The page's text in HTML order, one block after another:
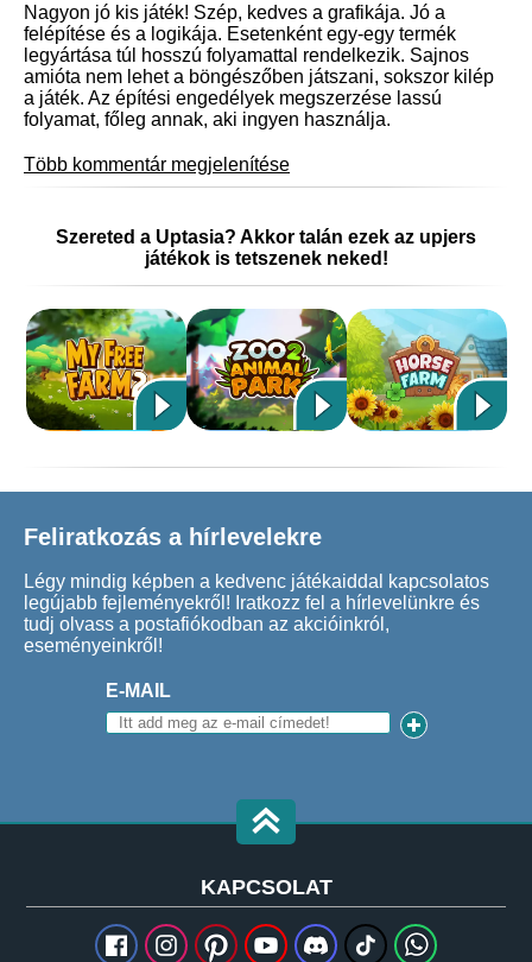
Nagyon jó kis játék! Szép, kedves a grafikája. Jó a
felépítése és a logikája. Esetenként egy-egy termék
legyártása túl hosszú folyamattal rendelkezik. Sajnos
amióta nem lehet a böngészőben játszani, sokszor kilép
a játék. Az építési engedélyek megszerzése lassú
folyamat, főleg annak, aki ingyen használja.
Több kommentár megjelenítése
Szereted a Uptasia? Akkor talán ezek az upjers
játékok is tetszenek neked!
Feliratkozás a hírlevelekre
Légy mindig képben a kedvenc játékaiddal kapcsolatos
legújabb fejleményekről! Iratkozz fel a hírlevelünkre és
tudj olvass a postafiókodban az akcióinkról,
eseményeinkről!
E-MAIL
KAPCSOLAT